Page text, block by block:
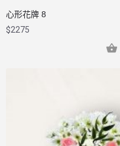
心形花牌 8
$2275